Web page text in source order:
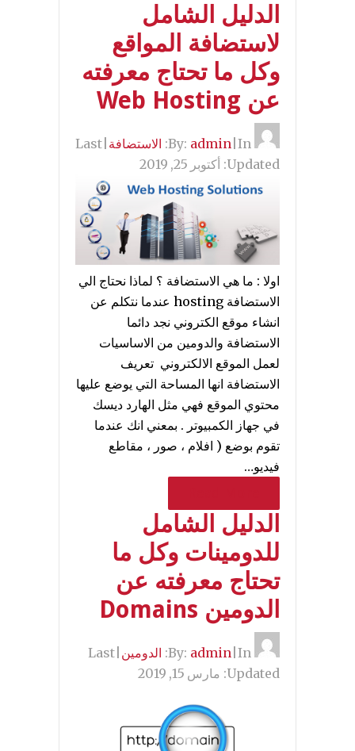
الدليل الشامل
لاستضافة المواقع
وكل ما تحتاج معرفته
عن Web Hosting
admin In: الاستضافة Last
Updated: أكتوبر 25, 2019
اولا : ما هي الاستضافة ؟ لماذا نحتاج الي
الاستضافة hosting عندما نتكلم عن
انشاء موقع الكتروني نجد دائما
الاستضافة والدومين من الاساسيات
لعمل الموقع الالكتروني تعريف
الاستضافة انها المساحة التي يوضع عليها
محتوي الموقع فهي مثل الهارد ديسك
في جهاز الكمبيوتر . بمعني انك عندما
تقوم بوضع ( افلام ، صور ، مقاطع
فيديو…
الدليل الشامل
للدومينات وكل ما
تحتاج معرفته عن
الدومين Domains
admin In: الدومين Last
Updated: مارس 15, 2019